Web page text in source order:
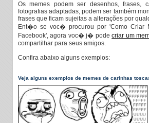
Os memes podem ser desenhos, frases,
fotografias adaptadas, podem ser também
frases que ficam sujeitas a alterações por
Ent�o se voc� procurou por 'Como Criar
Facebook', agora voc� j� podecriar um
compartilhar para seus amigos.
Confira abaixo alguns exemplos:
Veja alguns exemplos de memes de carinhas